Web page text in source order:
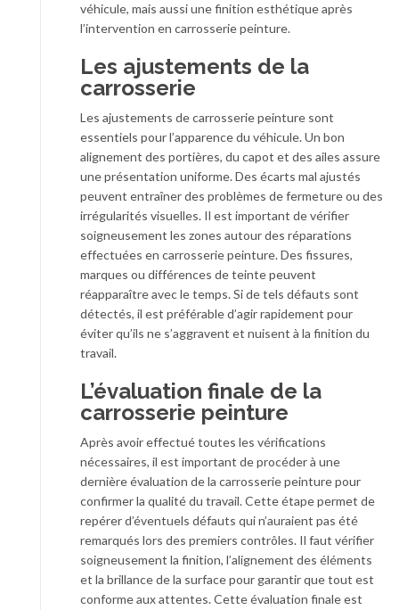
véhicule, mais aussi une finition esthétique après
l’intervention en carrosserie peinture.
Les ajustements de la
carrosserie
Les ajustements de carrosserie peinture sont
essentiels pour l’apparence du véhicule. Un bon
alignement des portières, du capot et des ailes assure
une présentation uniforme. Des écarts mal ajustés
peuvent entraîner des problèmes de fermeture ou des
irrégularités visuelles. Il est important de vérifier
soigneusement les zones autour des réparations
effectuées en carrosserie peinture. Des fissures,
marques ou différences de teinte peuvent
réapparaître avec le temps. Si de tels défauts sont
détectés, il est préférable d’agir rapidement pour
éviter qu’ils ne s’aggravent et nuisent à la finition du
travail.
L’évaluation finale de la
carrosserie peinture
Après avoir effectué toutes les vérifications
nécessaires, il est important de procéder à une
dernière évaluation de la carrosserie peinture pour
confirmer la qualité du travail. Cette étape permet de
repérer d’éventuels défauts qui n’auraient pas été
remarqués lors des premiers contrôles. Il faut vérifier
soigneusement la finition, l’alignement des éléments
et la brillance de la surface pour garantir que tout est
conforme aux attentes. Cette évaluation finale est